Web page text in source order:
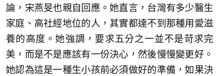
論，宋燕旻也親自回應。她直言，台灣有多少醫生
家庭、高社經地位的人，其實都達不到那種用愛滋
養的高度。她強調，要求五分之一並不是苛求完
美，而是不是應該有一份決心，然後慢慢變更好。
她認為這是一種生小孩前必須做好的準備，如果決